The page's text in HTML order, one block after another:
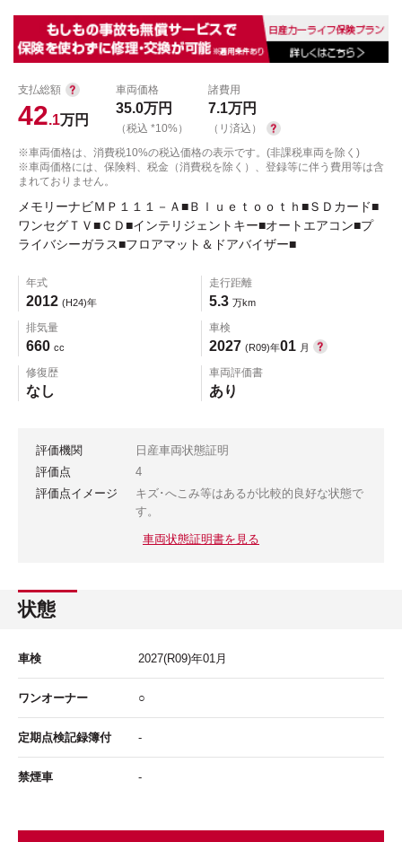
支払総額
42.1万円
車両価格
35.0万円
（税込 *10%）
諸費用
7.1万円
（リ済込）
※車両価格は、消費税10%の税込価格の表示です。(非課税車両を除く)
※車両価格には、保険料、税金（消費税を除く）、登録等に伴う費用等は含
まれておりません。
メモリーナビＭＰ１１１－Ａ■Ｂｌｕｅｔｏｏｔｈ■ＳＤカード■
ワンセグＴＶ■ＣＤ■インテリジェントキー■オートエアコン■プ
ライバシーガラス■フロアマット＆ドアバイザー■
年式
2012 (H24)年
走行距離
5.3 万km
排気量
660 cc
車検
2027 (R09)年01 月
修復歴
なし
車両評価書
あり
評価機関
日産車両状態証明
評価点
4
評価点イメージ
キズ･へこみ等はあるが比較的良好な状態で
す。
車両状態証明書を見る
状態
車検 2027(R09)年01 月
ワンオーナー ○
定期点検記録簿付 -
禁煙車 -